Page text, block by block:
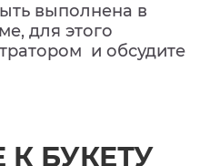
выполнена в
для этого
и обсудите
БУКЕТУ